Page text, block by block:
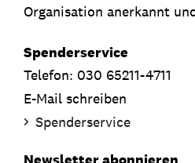
Organisation anerkannt
Spenderservice
Telefon: 030 65211-4711
E-Mail schreiben
Spenderservice
Newsletter abonnieren